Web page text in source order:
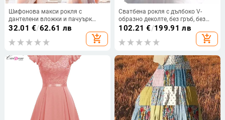
Шифонова макси рокля с
дантелени вложки и пачуърк
детайл, А-образна силуета,
кръгло деколте, висока талия
32.01 €/62.61 лв
add_shopping_cart
Сватбена рокля с дълбоко V-
образно деколте, без гръб, без
ръкави, силует принцеси
102.21 €/199.91 лв
add_shopping_cart